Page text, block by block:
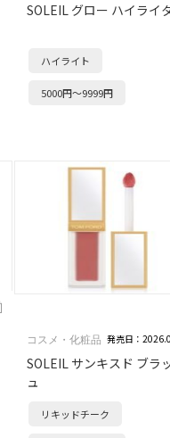
SOLEIL グロー ハイライ
ハイライト
5000円～9999円
コスメ・化粧品 発売日：
SOLEIL サンキスド ブラ
ュ
リキッドチーク